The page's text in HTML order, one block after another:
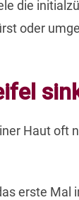
die
oder
Haut oft
erste